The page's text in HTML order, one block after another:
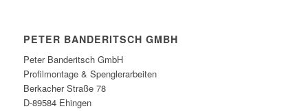
PETER BANDERITSCH GMBH
Peter Banderitsch GmbH
Profilmontage & Spenglerarbeiten
Berkacher Straße 78
D-89584 Ehingen